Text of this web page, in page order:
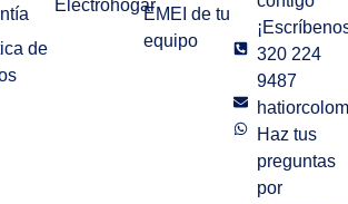
de
ElectrohogarEMEI de tu
equipo
320 224
9487
Haz tus
preguntas
por